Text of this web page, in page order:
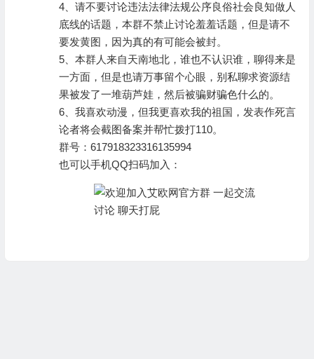
4、请不要讨论违法法律法规公序良俗社会良知做人
底线的话题，本群不禁止讨论羞羞话题，但是请不
要发黄图，因为真的有可能会被封。
5、本群人来自天南地北，谁也不认识谁，聊得来是
一方面，但是也请万事留个心眼，别私聊求资源结
果被发了一堆葫芦娃，然后被骗财骗色什么的。
6、我喜欢动漫，但我更喜欢我的祖国，发表作死言
论者将会截图备案并帮忙拨打110。
群号： 617918323316135994
也可以手机QQ扫码加入：